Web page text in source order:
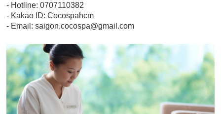
- Hotline: 0707110382
- Kakao ID: Cocospahcm
- Email: saigon.cocospa@gmail.com